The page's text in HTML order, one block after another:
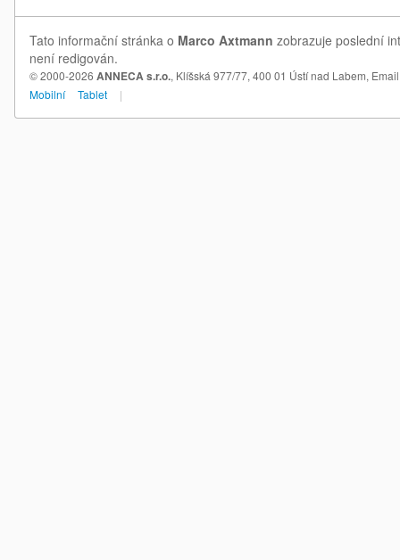
Tato informační stránka o Marco Axtmann zobrazuje poslední
není redigován.
© 2000-2026 ANNECA s.r.o., Klíšská 977/77, 400 01 Ústí nad Labem,
Mobilní
Tablet |